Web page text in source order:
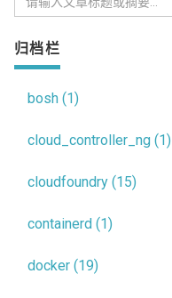
归档栏
bosh (1)
cloud_controller_ng (1)
cloudfoundry (15)
containerd (1)
docker (19)